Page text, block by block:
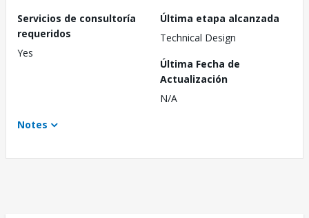
Servicios de consultoría
requeridos
Yes
Última etapa alcanzada
Technical Design
Última Fecha de
Actualización
N/A
Notes